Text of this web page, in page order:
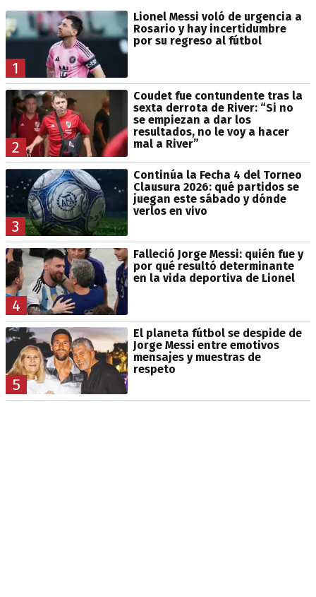
1
Lionel Messi voló de urgencia a
Rosario y hay incertidumbre
por su regreso al fútbol
2
Coudet fue contundente tras la
sexta derrota de River: “Si no
se empiezan a dar los
resultados, no le voy a hacer
mal a River”
3
Continúa la Fecha 4 del Torneo
Clausura 2026: qué partidos se
juegan este sábado y dónde
verlos en vivo
4
Falleció Jorge Messi: quién fue y
por qué resultó determinante
en la vida deportiva de Lionel
5
El planeta fútbol se despide de
Jorge Messi entre emotivos
mensajes y muestras de
respeto